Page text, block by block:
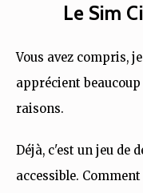
Le Sim
Vous avez compris,
apprécient beaucoup
raisons.
Déjà, c'est un jeu de
accessible.